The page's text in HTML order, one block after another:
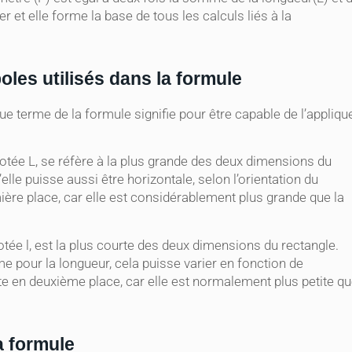
et elle forme la base de tous les calculs liés à la
utilisés dans la formule
terme de la formule signifie pour être capable de
L, se réfère à la plus grande des deux dimensions du
puisse aussi être horizontale, selon l’orientation du
place, car elle est considérablement plus grande que la
l, est la plus courte des deux dimensions du rectangle.
pour la longueur, cela puisse varier en fonction de
en deuxième place, car elle est normalement plus petite
formule